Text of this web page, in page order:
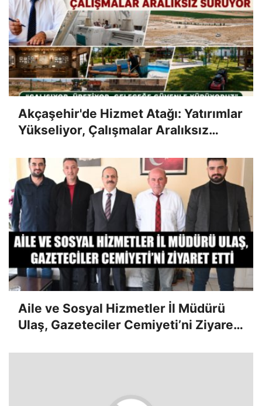
Akçaşehir'de Hizmet Atağı: Yatırımlar
Yükseliyor, Çalışmalar Aralıksız
Aile ve Sosyal Hizmetler İl Müdürü
Ulaş, Gazeteciler Cemiyeti’ni Ziyaret